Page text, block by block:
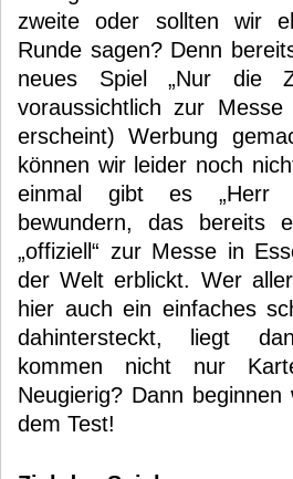
zweite oder sollten wir
Runde sagen? Denn
neues Spiel „Nur die
voraussichtlich zur
erscheint) Werbung
können wir leider noch
einmal gibt es „Herr
bewundern, das bereits
„offiziell“ zur Messe in
der Welt erblickt. Wer
hier auch ein einfaches
dahintersteckt, liegt
kommen nicht nur
Neugierig? Dann
dem Test!